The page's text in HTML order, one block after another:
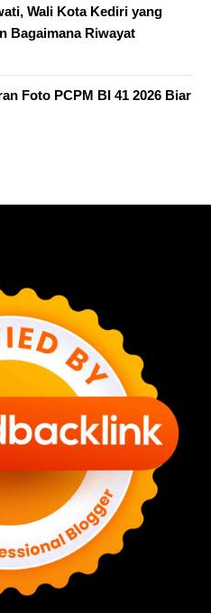
Wali Kota Kediri yang
Bagaimana Riwayat
Foto PCPM BI 41 2026 Biar